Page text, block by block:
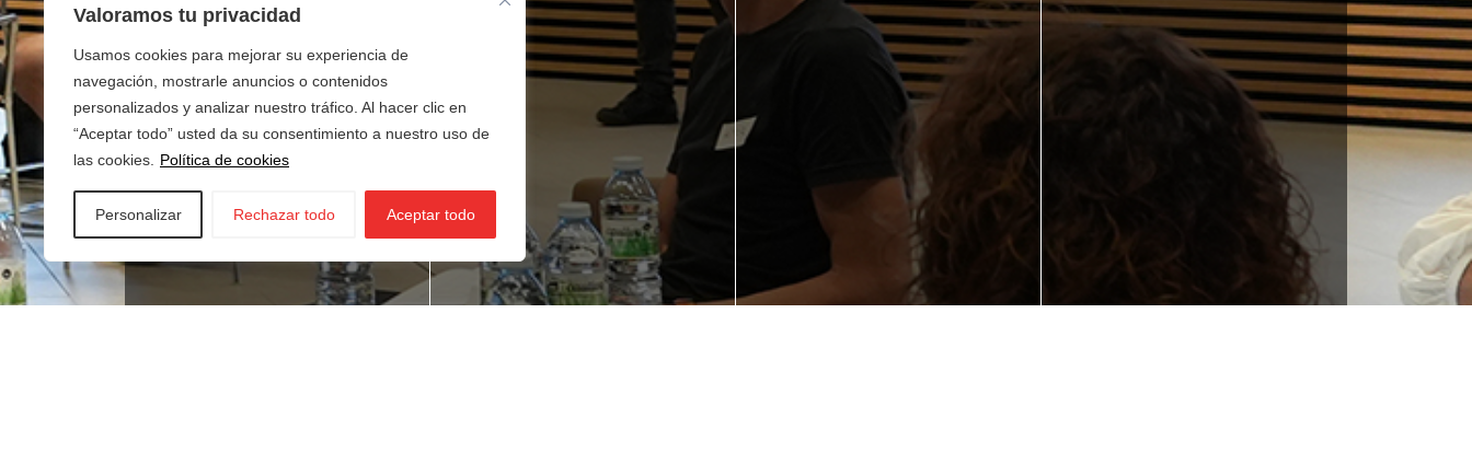
Valoramos tu privacidad
Usamos cookies para mejorar su experiencia de
navegación, mostrarle anuncios o contenidos
personalizados y analizar nuestro tráfico. Al hacer clic en
“Aceptar todo” usted da su consentimiento a nuestro uso de
las cookies.
Política de cookies
Personalizar Rechazar todo Aceptar todo